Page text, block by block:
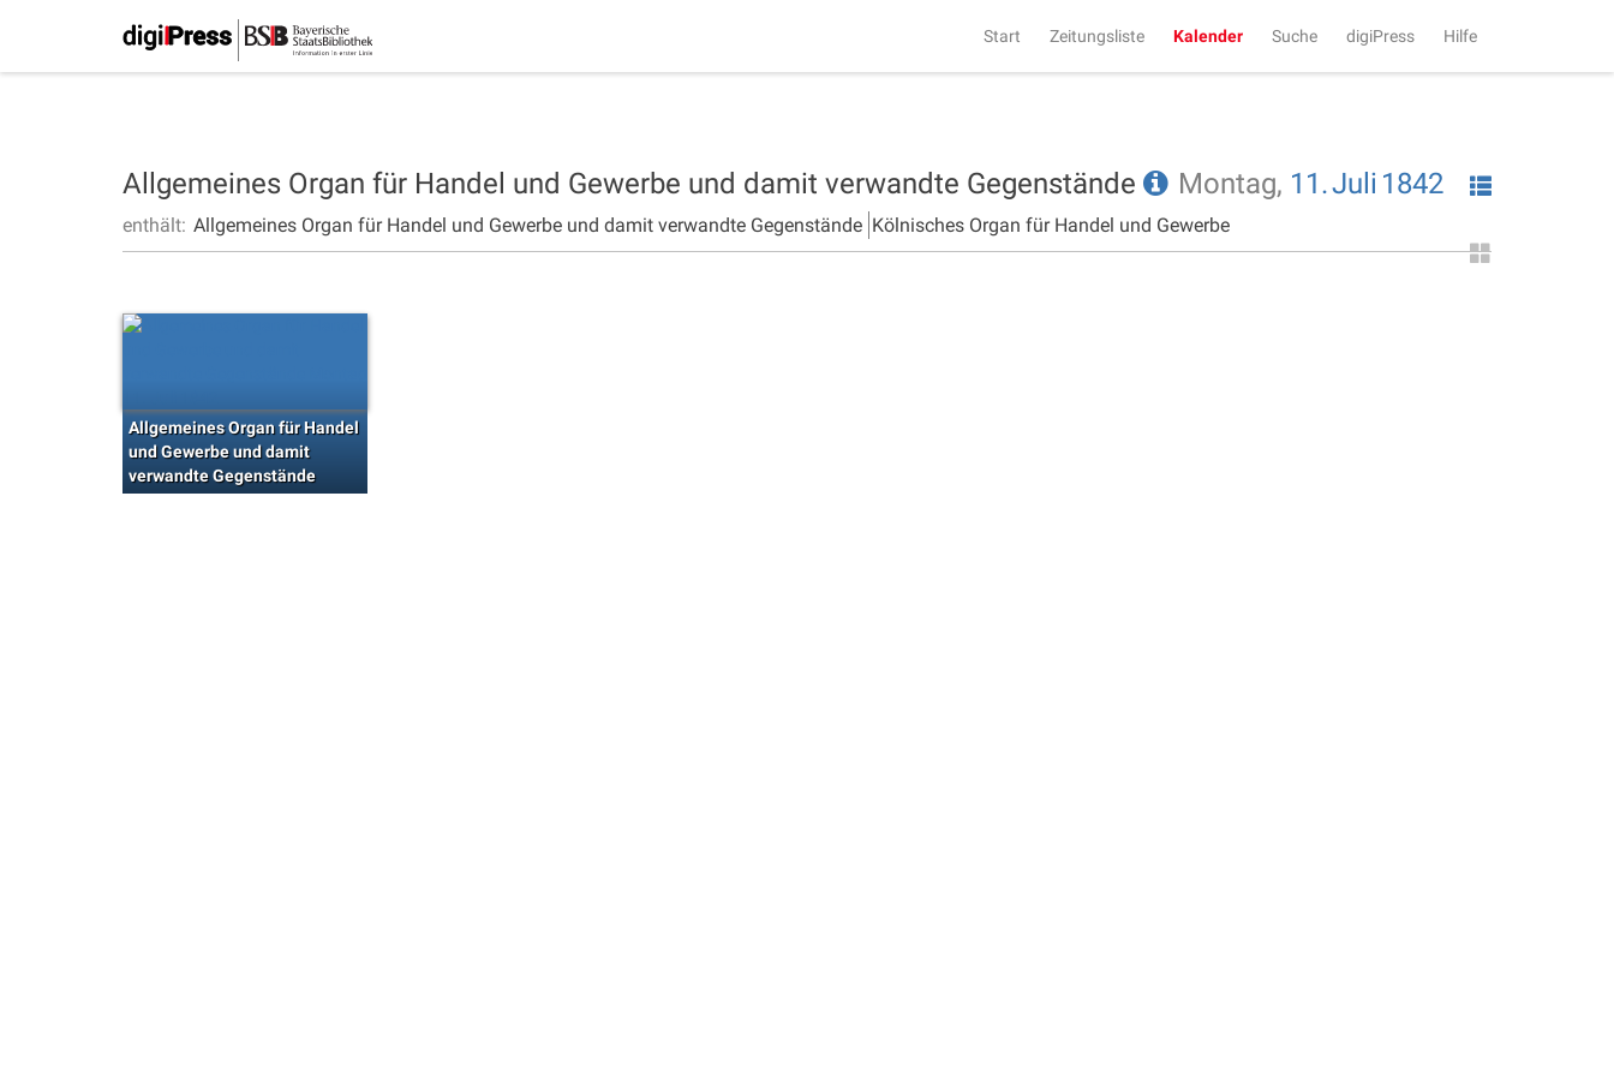
Start Zeitungsliste Kalender Suche digiPress Hilfe
Allgemeines Organ für Handel und Gewerbe und damit verwandte Gegenstände Montag, 11.Juli 1842
enthält: Allgemeines Organ für Handel und Gewerbe und damit verwandte Gegenstände Kölnisches Organ für Handel und Gewerbe
Allgemeines Organ für Handel
und Gewerbe und damit
verwandte Gegenstände